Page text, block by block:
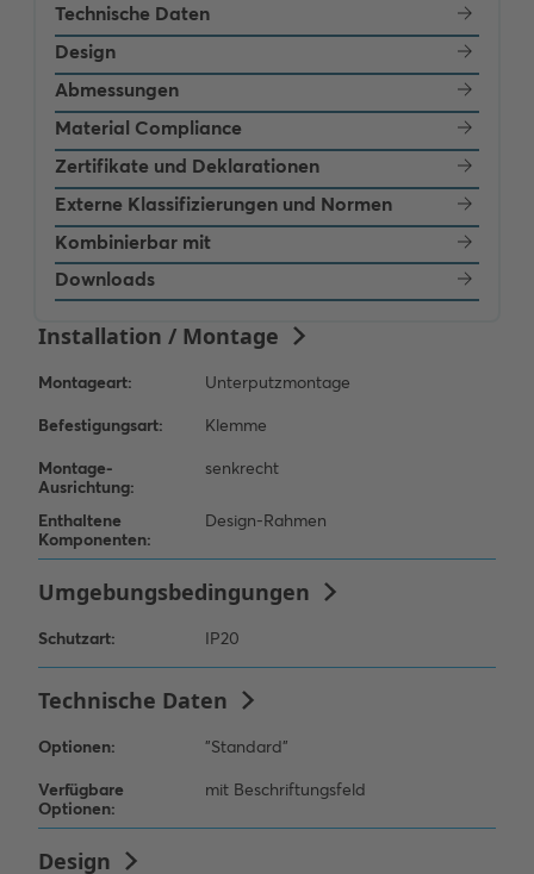
Technische Daten
Design
Abmessungen
Material Compliance
Zertifikate und Deklarationen
Externe Klassifizierungen und Normen
Kombinierbar mit
Downloads